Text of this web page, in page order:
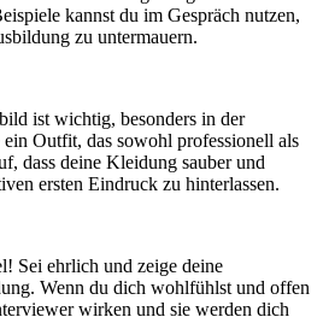
kannst du im Gespräch nutzen,
zu untermauern.
ist wichtig, besonders in der
Outfit, das sowohl professionell als
dass deine Kleidung sauber und
ersten Eindruck zu hinterlassen.
Sei ehrlich und zeige deine
Wenn du dich wohlfühlst und offen
wirken und sie werden dich